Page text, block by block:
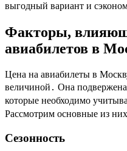
выгодный вариант и
Факторы,
авиабилетов в
Цена на авиабилеты в
величиной․ Она
которые необходимо
Рассмотрим основные из
Сезонность